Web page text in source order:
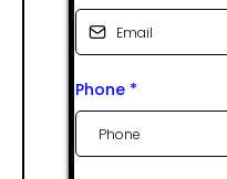
Phone *